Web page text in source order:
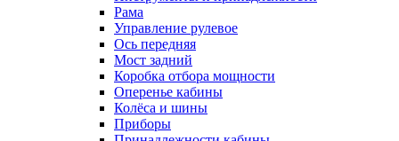
Рама
Управление рулевое
Ось передняя
Мост задний
Коробка отбора мощности
Оперенье кабины
Колёса и шины
Приборы